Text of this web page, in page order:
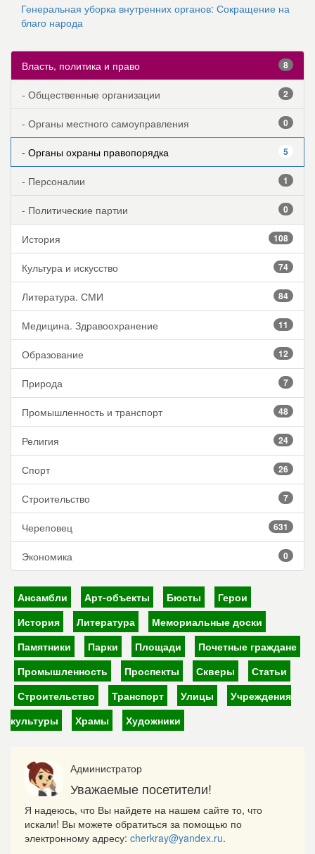
Генеральная уборка внутренних органов: Сокращение на
благо народа
Власть, политика и право 8
- Общественные организации 2
- Органы местного самоуправления 0
- Органы охраны правопорядка 5
- Персоналии 1
- Политические партии 0
История 108
Культура и искусство 74
Литература. СМИ 84
Медицина. Здравоохранение 11
Образование 12
Природа 7
Промышленность и транспорт 48
Религия 24
Спорт 26
Строительство 7
Череповец 631
Экономика 0
Ансамбли Арт-объекты Бюсты
Герои
История
Литература
Мемориальные доски
Памятники
Парки Площади
Почетные граждане
Промышленность
Проспекты Скверы
Статьи
Строительство
Транспорт Улицы
Учреждения
культуры
Храмы Художники
Администратор
Уважаемые посетители!
Я надеюсь, что Вы найдете на нашем сайте то, что
искали! Вы можете обратиться за помощью по
электронному адресу: cherkray@yandex.ru.